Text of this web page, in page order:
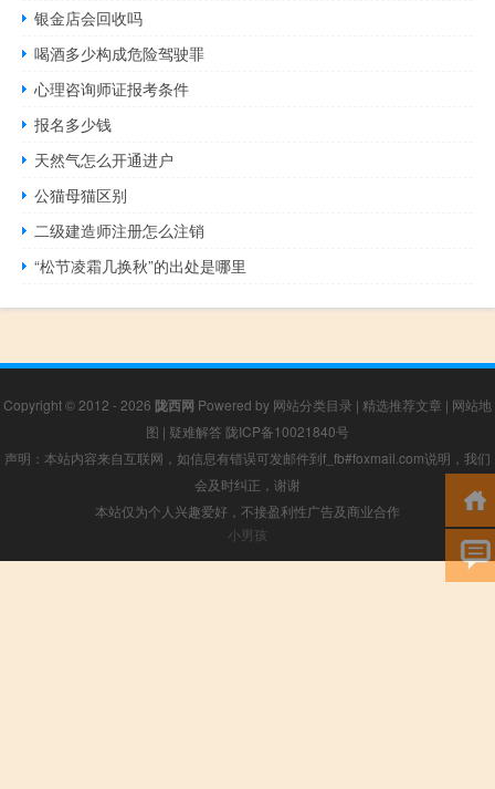
银金店会回收吗
喝酒多少构成危险驾驶罪
心理咨询师证报考条件
报名多少钱
天然气怎么开通进户
公猫母猫区别
二级建造师注册怎么注销
“松节凌霜几换秋”的出处是哪里
Copyright © 2012 - 2026 陇西网 Powered by 网站分类目录 | 精选推荐文章 | 网站地
图 | 疑难解答 陇ICP备10021840号
声明：本站内容来自互联网，如信息有错误可发邮件到f_fb#foxmail.com说明，我们
会及时纠正，谢谢
本站仅为个人兴趣爱好，不接盈利性广告及商业合作
小男孩